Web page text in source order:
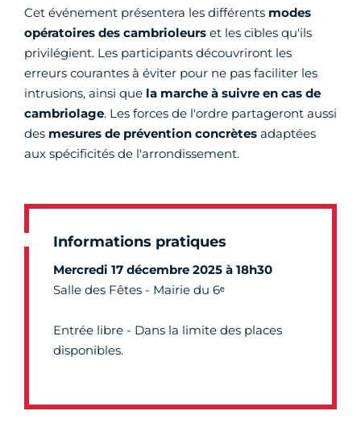
Cet événement présentera les différents modes
opératoires des cambrioleurs et les cibles qu'ils
privilégient. Les participants découvriront les
erreurs courantes à éviter pour ne pas faciliter les
intrusions, ainsi que la marche à suivre en cas de
cambriolage. Les forces de l'ordre partageront aussi
des mesures de prévention concrètes adaptées
aux spécificités de l'arrondissement.
Informations pratiques
Mercredi 17 décembre 2025 à 18h30
Salle des Fêtes - Mairie du 6ᵉ
Entrée libre - Dans la limite des places
disponibles.